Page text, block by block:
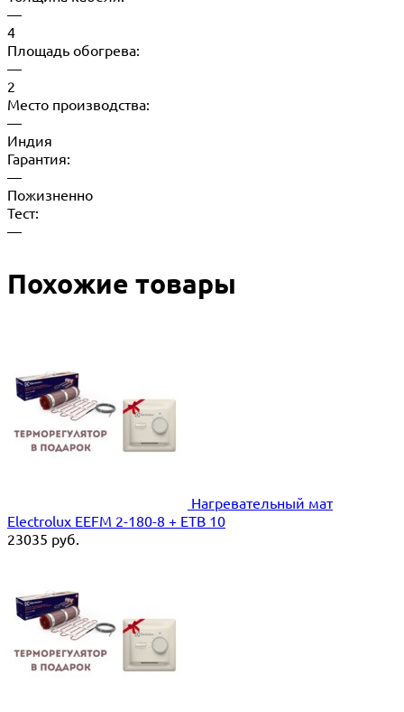
—
4
Площадь обогрева:
—
2
Место производства:
—
Индия
Гарантия:
—
Пожизненно
Тест:
—
Похожие товары
Нагревательный мат
Electrolux EEFM 2-180-8 + ETB 10
23035 руб.